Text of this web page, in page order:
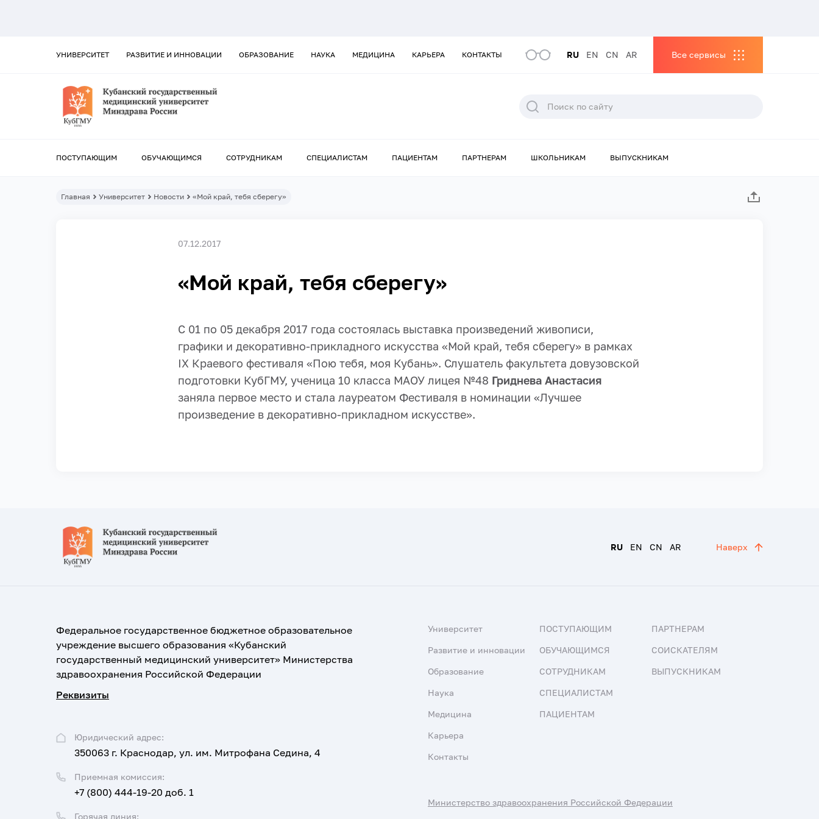
УНИВЕРСИТЕТ РАЗВИТИЕ И ИННОВАЦИИ ОБРАЗОВАНИЕ НАУКА МЕДИЦИНА КАРЬЕРА КОНТАКТЫ RU EN CN AR Все сервисы
ПОСТУПАЮЩИМ ОБУЧАЮЩИМСЯ СОТРУДНИКАМ СПЕЦИАЛИСТАМ ПАЦИЕНТАМ ПАРТНЕРАМ ШКОЛЬНИКАМ ВЫПУСКНИКАМ
Главная Университет Новости «Мой край, тебя сберегу»
07.12.2017
«Мой край, тебя сберегу»
С 01 по 05 декабря 2017 года состоялась выставка произведений живописи,
графики и декоративно-прикладного искусства «Мой край, тебя сберегу» в рамках
IX Краевого фестиваля «Пою тебя, моя Кубань». Слушатель факультета довузовской
подготовки КубГМУ, ученица 10 класса МАОУ лицея №48 Гриднева Анастасия
заняла первое место и стала лауреатом Фестиваля в номинации «Лучшее
произведение в декоративно-прикладном искусстве».
RU EN CN AR Наверх
Федеральное государственное бюджетное образовательное
учреждение высшего образования «Кубанский
государственный медицинский университет» Министерства
здравоохранения Российской Федерации
Реквизиты
Юридический адрес:
350063 г. Краснодар, ул. им. Митрофана Седина, 4
Приемная комиссия:
+7 (800) 444-19-20 доб. 1
Горячая линия:
Университет
Развитие и инновации
Образование
Наука
Медицина
Карьера
Контакты
ПОСТУПАЮЩИМ
ОБУЧАЮЩИМСЯ
СОТРУДНИКАМ
СПЕЦИАЛИСТАМ
ПАЦИЕНТАМ
ПАРТНЕРАМ
СОИСКАТЕЛЯМ
ВЫПУСКНИКАМ
Министерство здравоохранения Российской Федерации